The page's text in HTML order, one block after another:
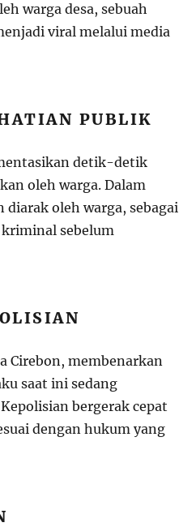
warga desa, sebuah
viral melalui media
PUBLIK
detik-detik
oleh warga. Dalam
oleh warga, sebagai
sebelum
Cirebon, membenarkan
saat ini sedang
bergerak cepat
dengan hukum yang